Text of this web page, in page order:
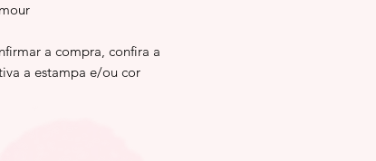
a compra, confira a
a estampa e/ou cor